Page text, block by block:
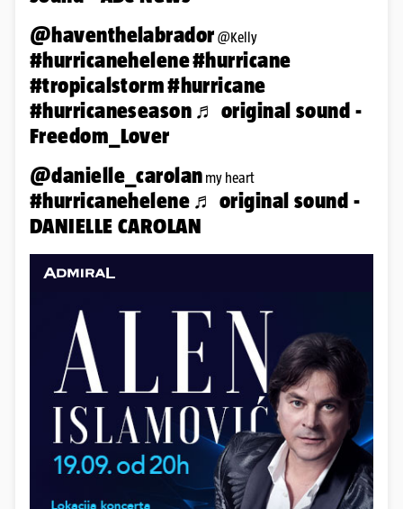
@haventhelabrador @Kelly
#hurricanehelene#hurricane
#tropicalstorm#hurricane
#hurricaneseason ♬ original sound -
Freedom_Lover
@danielle_carolan my heart
#hurricanehelene ♬ original sound -
DANIELLE CAROLAN